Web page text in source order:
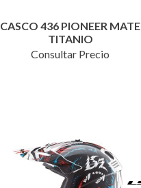
CASCO 436 PIONEER MATE
TITANIO
Consultar Precio